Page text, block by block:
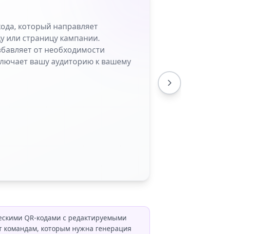
который направляет
или страницу кампании.
от необходимости
вашу аудиторию к вашему
QR-кодами с редактируемыми
которым нужна генерация